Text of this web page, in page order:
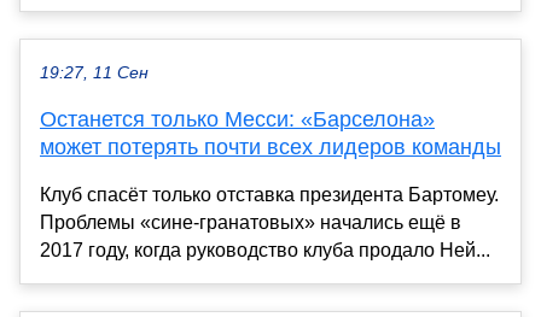
19:27, 11 Сен
Останется только Месси: «Барселона»
может потерять почти всех лидеров команды
Клуб спасёт только отставка президента Бартомеу.
Проблемы «сине-гранатовых» начались ещё в
2017 году, когда руководство клуба продало Ней...